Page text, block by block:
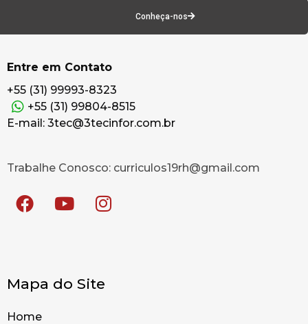
Conheça-nos
Entre em Contato
+55 (31) 99993-8323
+55 (31) 99804-8515
E-mail: 3tec@3tecinfor.com.br
Trabalhe Conosco: curriculos19rh@gmail.com
Mapa do Site
Home